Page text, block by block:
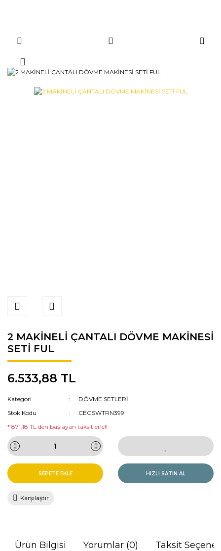
2 MAKİNELİ ÇANTALI DÖVME MAKİNESİ
SETİ FUL
6.533,88 TL
Kategori
DÖVME SETLERİ
Stok Kodu
CEGSWTRN399
* 871,18 TL den başlayan taksitlerle!!
SEPETE EKLE HIZLI SATIN AL
Karşılaştır
Ürün Bilgisi Yorumlar (0) Taksit